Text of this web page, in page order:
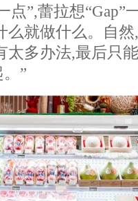
点”,蕾拉想“Gap”
么就做什么。自
多办法,最后只
”